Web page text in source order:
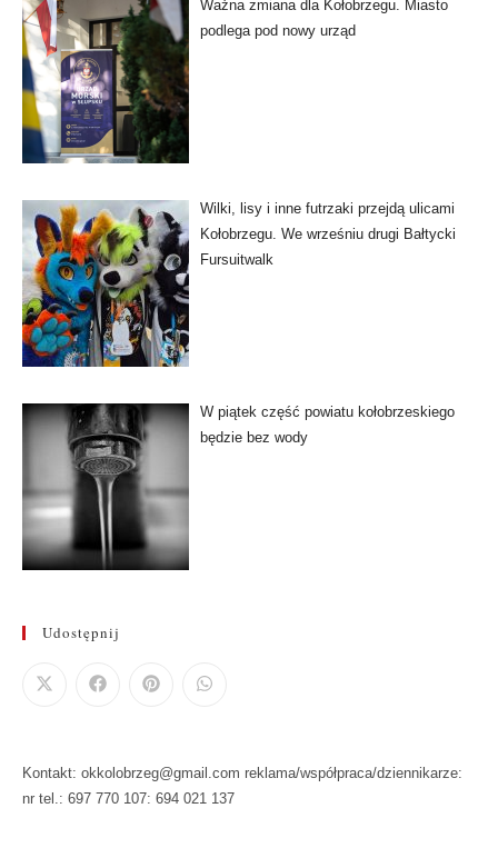
Ważna zmiana dla Kołobrzegu. Miasto
podlega pod nowy urząd
Wilki, lisy i inne futrzaki przejdą ulicami
Kołobrzegu. We wrześniu drugi Bałtycki
Fursuitwalk
W piątek część powiatu kołobrzeskiego
będzie bez wody
Udostępnij
Kontakt: okkolobrzeg@gmail.com reklama/współpraca/dziennikarze:
nr tel.: 697 770 107: 694 021 137